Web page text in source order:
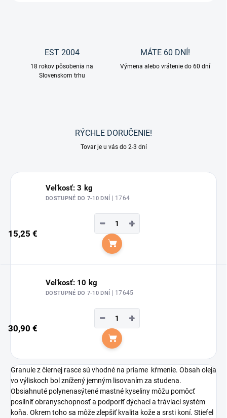
EST 2004
18 rokov pôsobenia na
Slovenskom trhu
MÁTE 60 DNÍ!
Výmena alebo vrátenie do 60 dní
RÝCHLE DORUČENIE!
Tovar je u vás do 2-3 dní
Veľkosť: 3 kg
DOSTUPNÉ DO 7-10 DNÍ | 1764
15,25 €
+
−
Do košíka
Veľkosť: 10 kg
DOSTUPNÉ DO 7-10 DNÍ | 17645
30,90 €
+
−
Do košíka
Granule z čiernej rasce sú vhodné na priame kŕmenie. Obsah oleja
vo výliskoch bol znížený jemným lisovaním za studena.
Obsiahnuté polynenasýtené mastné kyseliny môžu pomôcť
posilniť obranyschopnosť a podporiť dýchací a tráviaci systém
koňa. Okrem toho sa môže zlepšiť kvalita kože a srsti koní. Stiefel